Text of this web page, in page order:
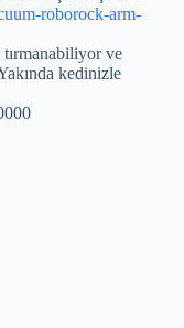
roborock-arm-
ve
kedinizle